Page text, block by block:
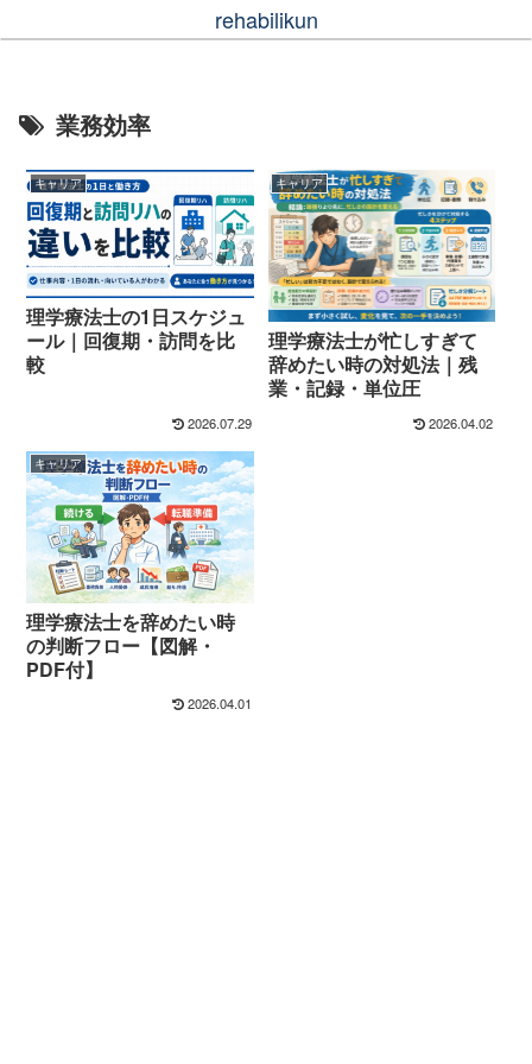
rehabilikun
業務効率
キャリア
理学療法士の1日スケジュ
ール｜回復期・訪問を比
較
2026.07.29
キャリア
理学療法士が忙しすぎて
辞めたい時の対処法｜残
業・記録・単位圧
2026.04.02
キャリア
理学療法士を辞めたい時
の判断フロー【図解・
PDF付】
2026.04.01